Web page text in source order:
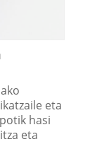
eta
hasi
eta